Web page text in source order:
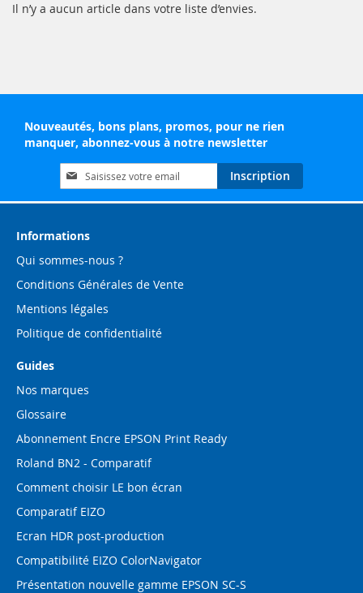
Il n’y a aucun article dans votre liste d’envies.
Nouveautés, bons plans, promos, pour ne rien
manquer, abonnez-vous à notre newsletter
Inscription
à
notre
d’information
Inscription
Informations
Qui sommes-nous ?
Conditions Générales de Vente
Mentions légales
Politique de confidentialité
Guides
Nos marques
Glossaire
Abonnement Encre EPSON Print Ready
Roland BN2 - Comparatif
Comment choisir LE bon écran
Comparatif EIZO
Ecran HDR post-production
Compatibilité EIZO ColorNavigator
Présentation nouvelle gamme EPSON SC-S